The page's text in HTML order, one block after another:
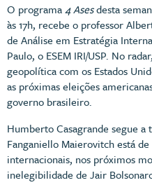
O programa4 Asesdesta
às 17h, recebe o professor
de Análise em Estratégia
Paulo, o ESEM IRI/USP. No
geopolítica com os Estados
as próximas eleições
governo brasileiro.
Humberto Casagrande segue a
Fanganiello Maierovitch está
internacionais, nos próximos
inelegibilidade de Jair